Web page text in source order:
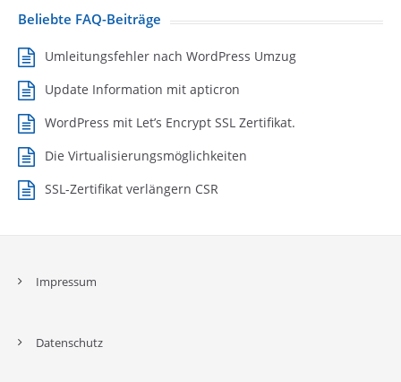
Beliebte FAQ-Beiträge
Umleitungsfehler nach WordPress Umzug
Update Information mit apticron
WordPress mit Let’s Encrypt SSL Zertifikat.
Die Virtualisierungsmöglichkeiten
SSL-Zertifikat verlängern CSR
Impressum
Datenschutz